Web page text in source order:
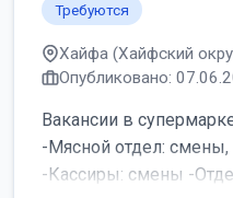
Требуются
Хайфа (Хайфский
Опубликовано:
Вакансии в
-Мясной отдел: смены,
-Кассиры: смены -